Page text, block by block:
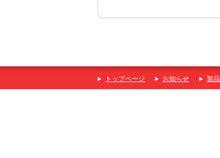
トップページ お知らせ 製